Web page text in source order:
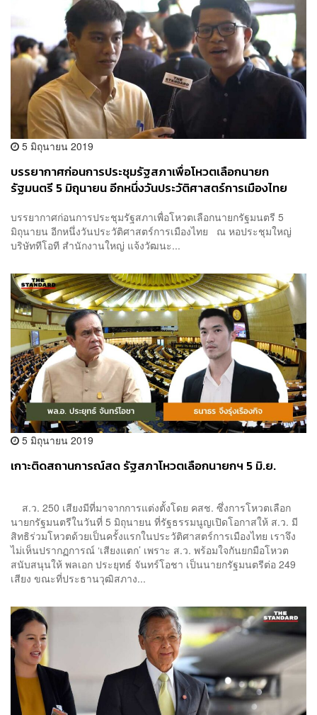
5 มิถุนายน 2019
บรรยากาศก่อนการประชุมรัฐสภาเพื่อโหวตเลือกนายก
รัฐมนตรี 5 มิถุนายน อีกหนึ่งวันประวัติศาสตร์การเมืองไทย
บรรยากาศก่อนการประชุมรัฐสภาเพื่อโหวตเลือกนายกรัฐมนตรี 5
มิถุนายน อีกหนึ่งวันประวัติศาสตร์การเมืองไทย ณ หอประชุมใหญ่
บริษัททีโอที สำนักงานใหญ่ แจ้งวัฒนะ...
5 มิถุนายน 2019
เกาะติดสถานการณ์สด รัฐสภาโหวตเลือกนายกฯ 5 มิ.ย.
ส.ว. 250 เสียงมีที่มาจากการแต่งตั้งโดย คสช. ซึ่งการโหวตเลือก
นายกรัฐมนตรีในวันที่ 5 มิถุนายน ที่รัฐธรรมนูญเปิดโอกาสให้ ส.ว. มี
สิทธิร่วมโหวตด้วยเป็นครั้งแรกในประวัติศาสตร์การเมืองไทย เราจึง
ไม่เห็นปรากฏการณ์ ‘เสียงแตก’ เพราะ ส.ว. พร้อมใจกันยกมือโหวต
สนับสนุนให้ พลเอก ประยุทธ์ จันทร์โอชา เป็นนายกรัฐมนตรีต่อ 249
เสียง ขณะที่ประธานวุฒิสภาง...